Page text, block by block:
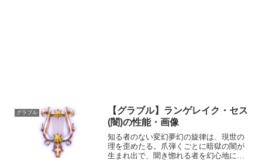
グラブル
【グラブル】ランゲレイク・セス
(闇)の性能・画像
知る者のない変幻夢幻の旋律は、現世の
理を歪めたる。爪弾くごとに暗獄の闇が
生まれ出で、聞き惚れる者を幻心地に虚